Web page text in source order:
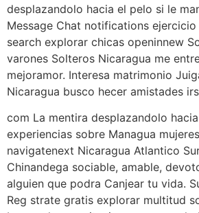
desplazandolo hacia el pelo si le
Message Chat notifications
search explorar chicas openinnew
varones Solteros Nicaragua me
mejoramor. Interesa matrimonio
Nicaragua busco hecer amistades
com La mentira desplazandolo
experiencias sobre Managua
navigatenext Nicaragua Atlantico
Chinandega sociable, amable,
alguien que podra Canjear tu vida.
Reg strate gratis explorar multitud